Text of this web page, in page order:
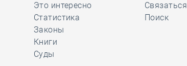
Это интересно
Статистика
Законы
Книги
Суды
Связаться
Поиск